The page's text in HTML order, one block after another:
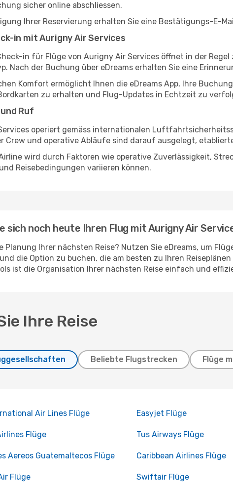
sicher online abschliessen.
Ihrer Reservierung erhalten Sie eine Bestätigungs-E-
in mit Aurigny Air Services
in für Flüge von Aurigny Air Services öffnet in der
Nach der Buchung über eDreams erhalten Sie eine
Komfort ermöglicht Ihnen die eDreams App, Ihre
zu erhalten und Flug-Updates in Echtzeit zu
Ruf
operiert gemäss internationalen
Crew und operative Abläufe sind darauf ausgelegt,
wird durch Faktoren wie operative Zuverlässigkeit,
Reisebedingungen variieren können.
sich noch heute Ihren Flug mit Aurigny Air
Planung Ihrer nächsten Reise? Nutzen Sie eDreams, um
die Option zu buchen, die am besten zu Ihren
ist die Organisation Ihrer nächsten Reise einfach und
Ihre Reise
Beliebte Flugstrecken Flüge
Air Lines Flüge Easyjet Flüge
Flüge Tus Airways Flüge
Aereos Guatemaltecos Flüge Caribbean Airlines Flüge
Flüge Swiftair Flüge